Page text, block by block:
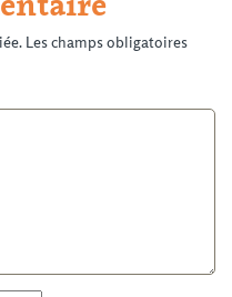
Les champs obligatoires